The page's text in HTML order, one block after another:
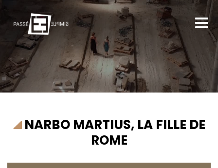
NARBO MARTIUS, LA FILLE DE
ROME